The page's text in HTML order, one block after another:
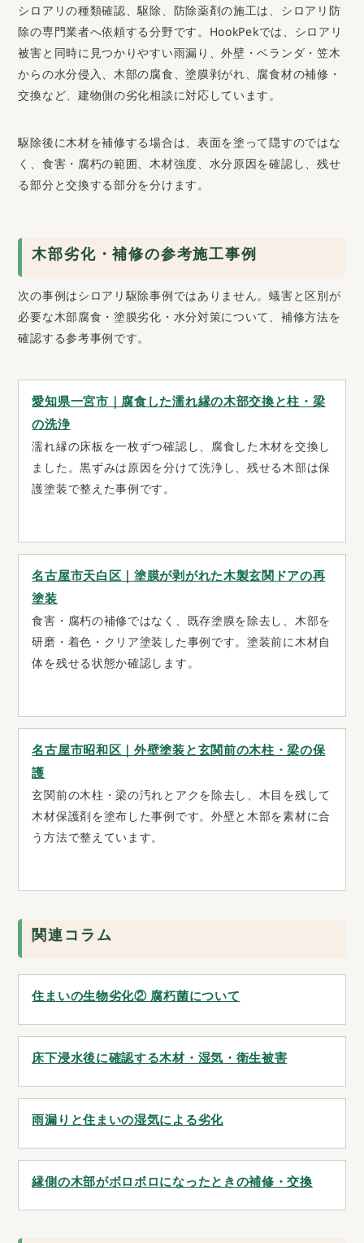
シロアリの種類確認、駆除、防除薬剤の施工は、シロアリ防
除の専門業者へ依頼する分野です。HookPekでは、シロアリ
被害と同時に見つかりやすい雨漏り、外壁・ベランダ・笠木
からの水分侵入、木部の腐食、塗膜剥がれ、腐食材の補修・
交換など、建物側の劣化相談に対応しています。
駆除後に木材を補修する場合は、表面を塗って隠すのではな
く、食害・腐朽の範囲、木材強度、水分原因を確認し、残せ
る部分と交換する部分を分けます。
木部劣化・補修の参考施工事例
次の事例はシロアリ駆除事例ではありません。蟻害と区別が
必要な木部腐食・塗膜劣化・水分対策について、補修方法を
確認する参考事例です。
愛知県一宮市｜腐食した濡れ縁の木部交換と柱・梁
の洗浄
濡れ縁の床板を一枚ずつ確認し、腐食した木材を交換し
ました。黒ずみは原因を分けて洗浄し、残せる木部は保
護塗装で整えた事例です。
名古屋市天白区｜塗膜が剥がれた木製玄関ドアの再
塗装
食害・腐朽の補修ではなく、既存塗膜を除去し、木部を
研磨・着色・クリア塗装した事例です。塗装前に木材自
体を残せる状態か確認します。
名古屋市昭和区｜外壁塗装と玄関前の木柱・梁の保
護
玄関前の木柱・梁の汚れとアクを除去し、木目を残して
木材保護剤を塗布した事例です。外壁と木部を素材に合
う方法で整えています。
関連コラム
住まいの生物劣化② 腐朽菌について
床下浸水後に確認する木材・湿気・衛生被害
雨漏りと住まいの湿気による劣化
縁側の木部がボロボロになったときの補修・交換